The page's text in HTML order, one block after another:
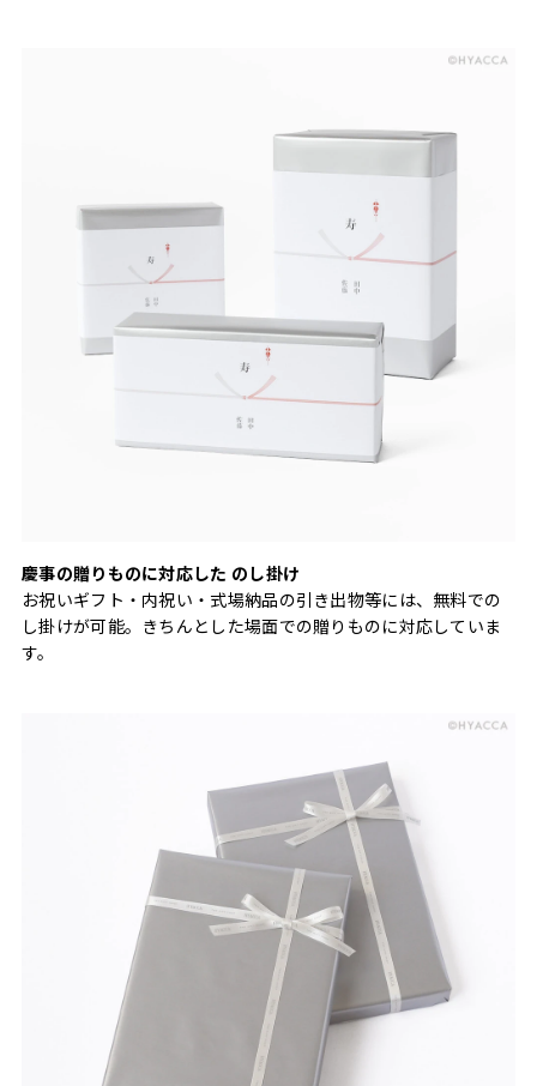
慶事の贈りものに対応した のし掛け
お祝いギフト・内祝い・式場納品の引き出物等には、無料での
し掛けが可能。きちんとした場面での贈りものに対応していま
す。